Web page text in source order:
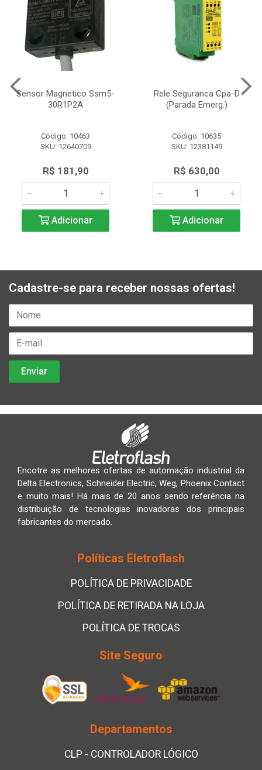
Sensor Magnetico Ssm5-
30R1P2A
Código: 10463
SKU: 12640709
R$ 181,90
Adicionar
Rele Seguranca Cpa-D
(Parada Emerg.)
Código: 10635
SKU: 12381149
R$ 630,00
Adicionar
Cadastre-se para receber nossas ofertas!
Encotre as melhores ofertas de automação industrial da
Delta Electronics, Schneider Electric, Weg, Phoenix Contact
e muito mais! Há mais de 20 anos sendo referência na
distribuição de tecnologias inovadoras dos principais
fabricantes do mercado.
Políticas Eletroflash
POLÍTICA DE PRIVACIDADE
POLÍTICA DE RETIRADA NA LOJA
POLÍTICA DE TROCAS
Site Seguro
Departamentos
CLP - CONTROLADOR LÓGICO